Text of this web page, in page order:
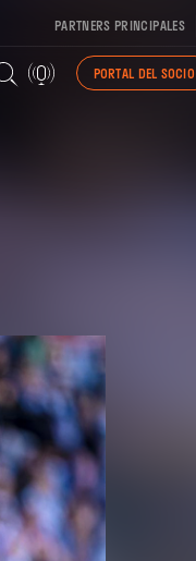
PARTNERS PRINCIPALES
PORTAL DEL SOCIO